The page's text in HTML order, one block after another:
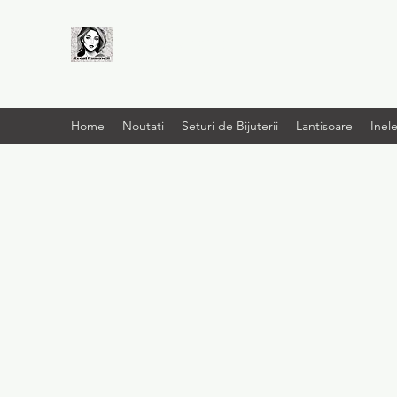
Home Noutati Seturi de Bijuterii Lantisoare Inele